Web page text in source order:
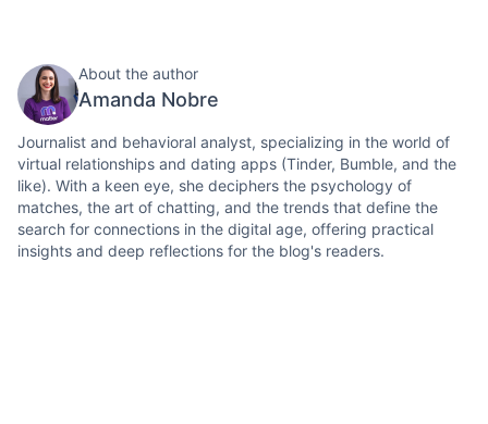
About the author
Amanda Nobre
Journalist and behavioral analyst, specializing in the world of
virtual relationships and dating apps (Tinder, Bumble, and the
like). With a keen eye, she deciphers the psychology of
matches, the art of chatting, and the trends that define the
search for connections in the digital age, offering practical
insights and deep reflections for the blog's readers.